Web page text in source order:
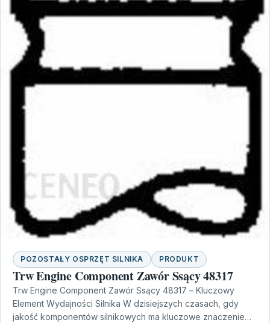
POZOSTAŁY OSPRZĘT SILNIKA PRODUKT
Trw Engine Component Zawór Ssący 48317
Trw Engine Component Zawór Ssący 48317 – Kluczowy
Element Wydajności Silnika W dzisiejszych czasach, gdy
jakość komponentów silnikowych ma kluczowe znaczenie